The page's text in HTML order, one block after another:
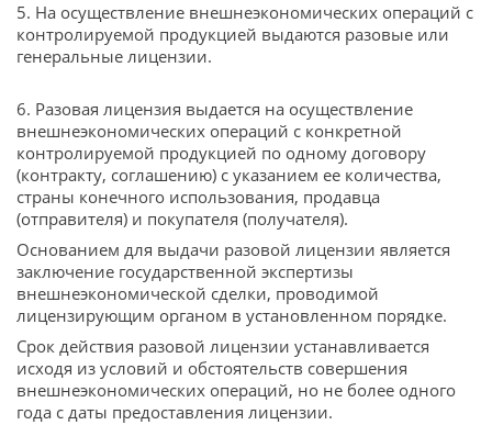
5. На осуществление внешнеэкономических операций с
контролируемой продукцией выдаются разовые или
генеральные лицензии.
6. Разовая лицензия выдается на осуществление
внешнеэкономических операций с конкретной
контролируемой продукцией по одному договору
(контракту, соглашению) с указанием ее количества,
страны конечного использования, продавца
(отправителя) и покупателя (получателя).
Основанием для выдачи разовой лицензии является
заключение государственной экспертизы
внешнеэкономической сделки, проводимой
лицензирующим органом в установленном порядке.
Срок действия разовой лицензии устанавливается
исходя из условий и обстоятельств совершения
внешнеэкономических операций, но не более одного
года с даты предоставления лицензии.